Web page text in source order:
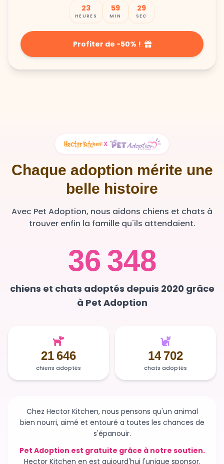
23
HEURES
59
MIN
27
SEC
Profiter de -50% !
X
Chaque adoption mérite une
belle histoire
Avec Pet Adoption, nous aidons chiens et chats à
trouver enfin la famille qu'ils attendaient.
36 348
chiens et chats adoptés depuis 2020 grâce
à Pet Adoption
21 646
chiens adoptés
14 702
chats adoptés
Chez Hector Kitchen, nous pensons qu'un animal
bien nourri, aimé et entouré a toutes les chances de
s'épanouir.
Pet Adoption est gratuite grâce à notre soutien.
Hector Kitchen en est aujourd'hui l'unique sponsor.